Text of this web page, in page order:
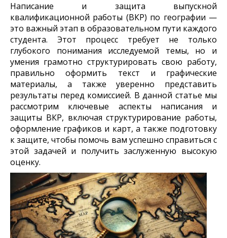
Написание и защита выпускной
квалификационной работы (ВКР) по географии —
это важный этап в образовательном пути каждого
студента. Этот процесс требует не только
глубокого понимания исследуемой темы, но и
умения грамотно структурировать свою работу,
правильно оформить текст и графические
материалы, а также уверенно представить
результаты перед комиссией. В данной статье мы
рассмотрим ключевые аспекты написания и
защиты ВКР, включая структурирование работы,
оформление графиков и карт, а также подготовку
к защите, чтобы помочь вам успешно справиться с
этой задачей и получить заслуженную высокую
оценку.